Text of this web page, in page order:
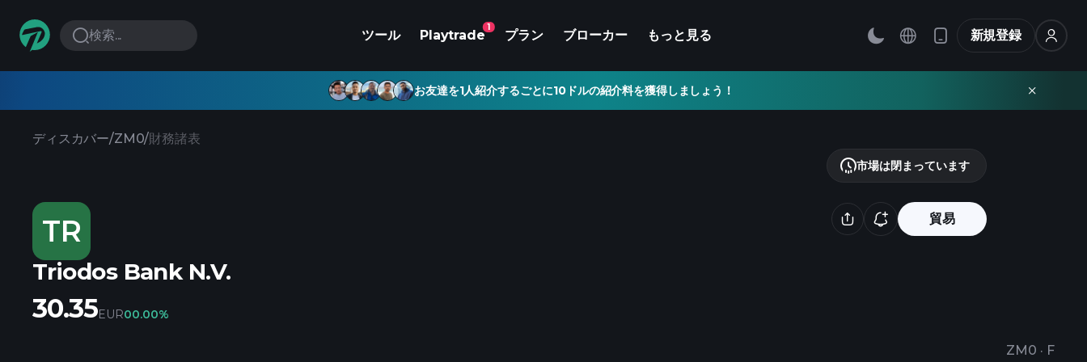
検索... ツール Playtrade
1
プラン ブローカー もっと見る 新規登録
お友達を1人紹介するごとに10ドルの紹介料を獲得しましょう！
ディスカバー/ZM0/財務諸表
TR 貿易
Triodos Bank N.V.
ZM0 · F
市場は閉まっています
30.35EUR00.00%